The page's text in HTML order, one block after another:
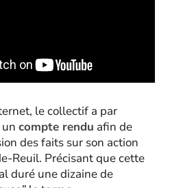
le collectif a par
uncompte rendu afin de
des faits sur son action
Reuil. Précisant que cette
duré une dizaine de